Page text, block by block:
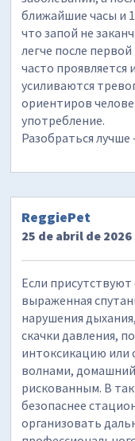
ближайшие часы и
что запой не
легче после
часто проявляется
усиливаются
ориентиров
употребление.
Разобраться лучше
ReggiePet
25 de abril de 2026
Если
выраженная
нарушения
скачки давления,
интоксикацию или
волнами,
рискованным. В
безопаснее
организовать